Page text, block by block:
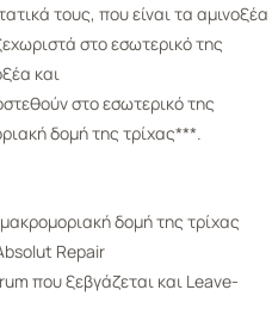
τους, που είναι τα αμινοξέα
στο εσωτερικό της
και
στο εσωτερικό της
δομή της τρίχας***.
δομή της τρίχας
Repair
που ξεβγάζεται και Leave-